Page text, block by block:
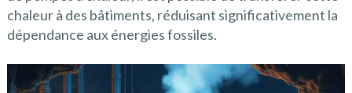
chaleur à des bâtiments, réduisant significativement la
dépendance aux énergies fossiles.